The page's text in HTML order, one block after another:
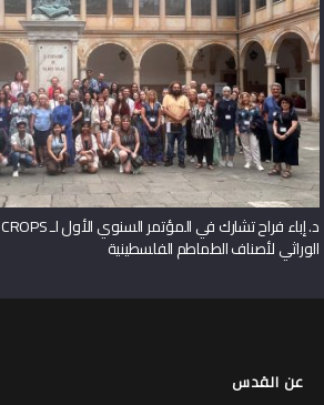
الوراثي لأصناف الطماطم الفلسطينية
عن القدس